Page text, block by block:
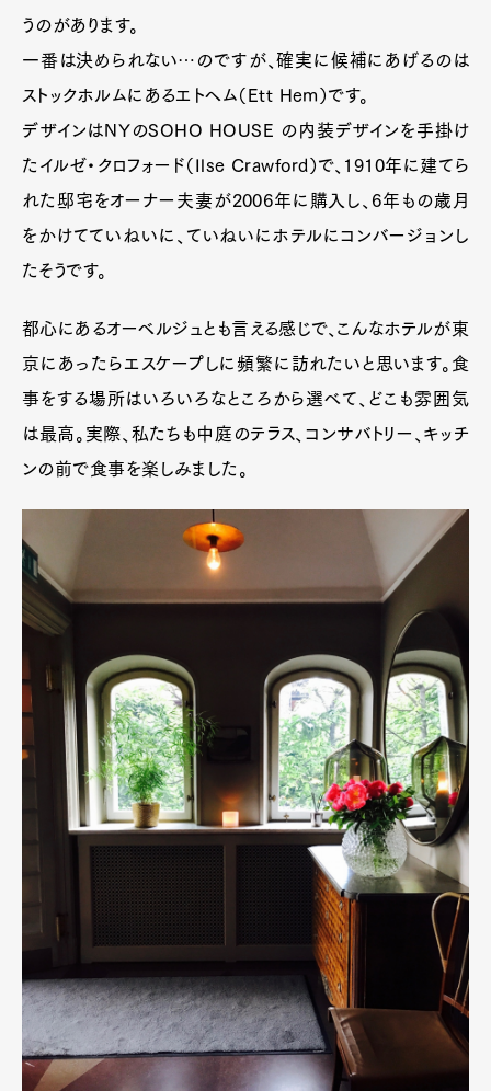
うのがあります。
一番は決められない…のですが、確実に候補にあげるのは
ストックホルムにあるエトヘム（Ett Hem）です。
デザインはNYのSOHO HOUSE の内装デザインを手掛け
たイルゼ・クロフォード（Ilse Crawford）で、1910年に建てら
れた邸宅をオーナー夫妻が2006年に購入し、6年もの歳月
をかけてていねいに、ていねいにホテルにコンバージョンし
たそうです。
都心にあるオーベルジュとも言える感じで、こんなホテルが東
京にあったらエスケープしに頻繁に訪れたいと思います。食
事をする場所はいろいろなところから選べて、どこも雰囲気
は最高。実際、私たちも中庭のテラス、コンサバトリー、キッチ
ンの前で食事を楽しみました。